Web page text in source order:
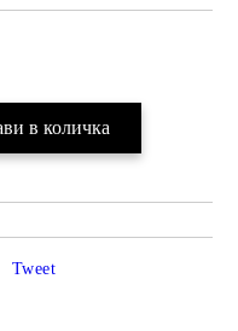
Tweet